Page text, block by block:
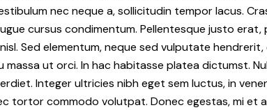
nec neque a, sollicitudin tempor lacus.
cursus condimentum. Pellentesque justo erat,
Sed elementum, neque sed vulputate
massa ut orci. In hac habitasse platea dictumst.
Integer ultricies nibh eget sem luctus, in
tortor commodo volutpat. Donec egestas, mi et